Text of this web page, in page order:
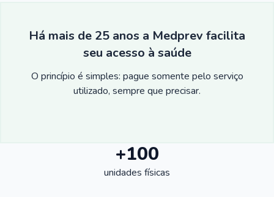
Há mais de 25 anos a Medprev facilita
seu acesso à saúde
O princípio é simples: pague somente pelo serviço
utilizado, sempre que precisar.
+100
unidades físicas